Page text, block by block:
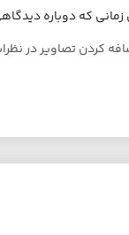
زمانی که دوباره
کردن تصاویر در